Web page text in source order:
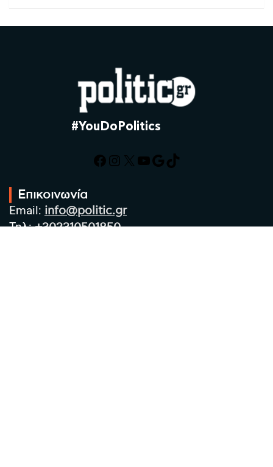
#YouDoPolitics
Facebook
Instagram
X YouTube
Google
TikTok
Επικοινωνία
Email: info@politic.gr
Τηλ:+302310501850